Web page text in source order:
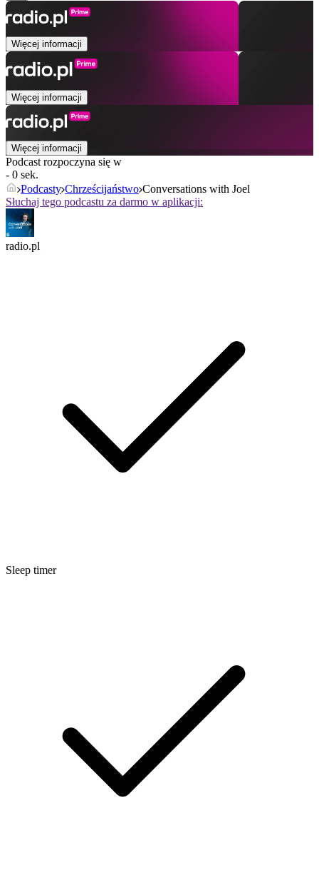
Więcej informacji
Więcej informacji
Więcej informacji
Podcast rozpoczyna się w
- 0 sek.
Podcasty Chrześcijaństwo Conversations with Joel
Słuchaj tego podcastu za darmo w aplikacji:
radio.pl
Sleep timer